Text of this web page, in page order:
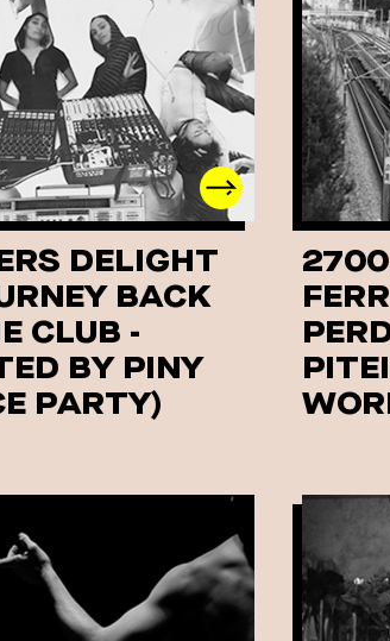
DELIGHT
BACK
CLUB -
BY PINY
PARTY)